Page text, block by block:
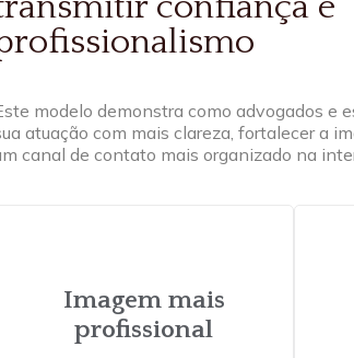
modelo demonstra como advogados e
atuação com mais clareza, fortalecer a
canal de contato mais organizado na
Imagem mais
profissional